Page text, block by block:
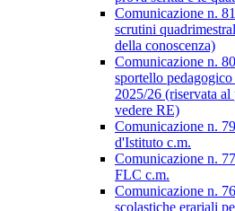
Comunicazione n.
scrutini
della conoscenza)
Comunicazione n.
sportello
2025/26 (riservata
vedere RE)
Comunicazione n.
d'Istituto c.m.
Comunicazione n.
FLC c.m.
Comunicazione n.
scolastiche erariali